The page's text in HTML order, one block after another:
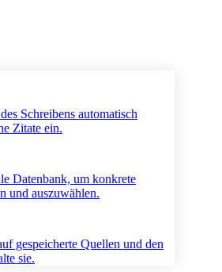
Schreibens automatisch
Zitate ein.
Datenbank, um konkrete
und auszuwählen.
gespeicherte Quellen und den
sie.